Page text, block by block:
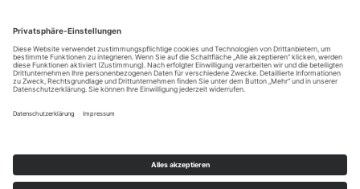
Meerfeldstr. 73
68163 Mannheim
0621 83 25 433
© 2018 · Vita Balance · Medical Fitness & Medical Wellness